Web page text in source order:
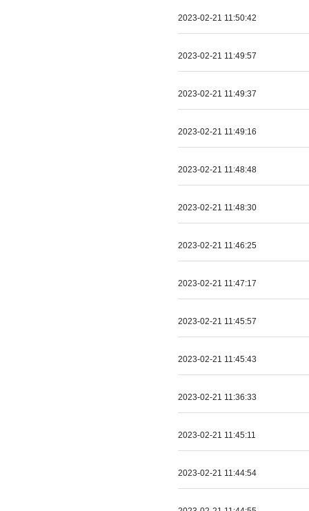
2023-02-21 11:50:42
2023-02-21 11:49:57
2023-02-21 11:49:37
2023-02-21 11:49:16
2023-02-21 11:48:48
2023-02-21 11:48:30
2023-02-21 11:46:25
2023-02-21 11:47:17
2023-02-21 11:45:57
2023-02-21 11:45:43
2023-02-21 11:36:33
2023-02-21 11:45:11
2023-02-21 11:44:54